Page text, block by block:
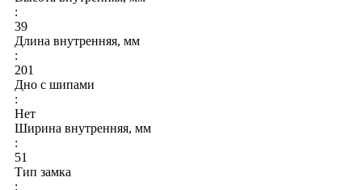
:
39
Длина внутренняя, мм
:
201
Дно с шипами
:
Нет
Ширина внутренняя, мм
:
51
Тип замка
: